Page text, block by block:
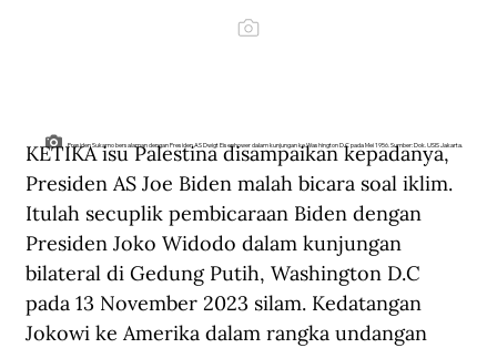
Presiden Sukarno bersalaman dengan Presiden AS Dwigt Eisenhower dalam kunjungan ke Washington D.C pada Mei 1956. Sumber: Dok. USIS Jakarta.
KETIKA isu Palestina disampaikan kepadanya,
Presiden AS Joe Biden malah bicara soal iklim.
Itulah secuplik pembicaraan Biden dengan
Presiden Joko Widodo dalam kunjungan
bilateral di Gedung Putih, Washington D.C
pada 13 November 2023 silam. Kedatangan
Jokowi ke Amerika dalam rangka undangan